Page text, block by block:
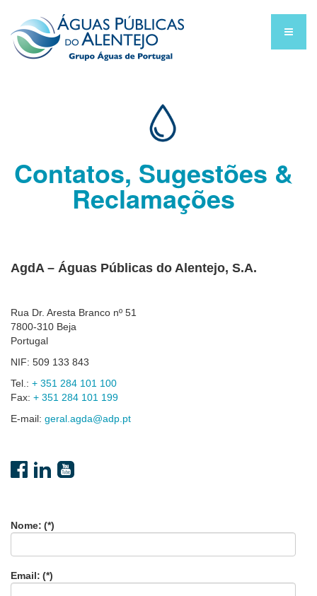
Contatos, Sugestões &
Reclamações
AgdA – Águas Públicas do Alentejo, S.A.
Rua Dr. Aresta Branco nº 51
7800-310 Beja
Portugal
NIF: 509 133 843
Tel.: + 351 284 101 100
Fax: + 351 284 101 199
E-mail: geral.agda@adp.pt
Nome: (*)
Email: (*)